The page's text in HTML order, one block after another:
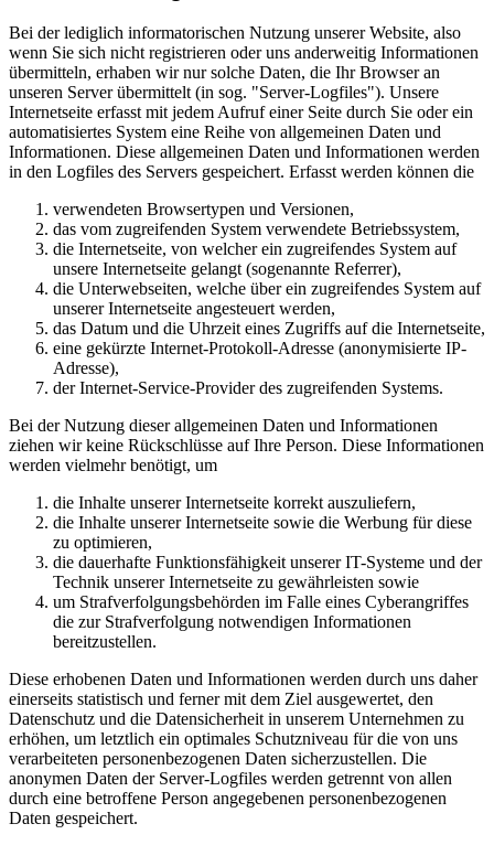
Bei der lediglich informatorischen Nutzung unserer Website, also
wenn Sie sich nicht registrieren oder uns anderweitig Informationen
übermitteln, erhaben wir nur solche Daten, die Ihr Browser an
unseren Server übermittelt (in sog. "Server-Logfiles"). Unsere
Internetseite erfasst mit jedem Aufruf einer Seite durch Sie oder ein
automatisiertes System eine Reihe von allgemeinen Daten und
Informationen. Diese allgemeinen Daten und Informationen werden
in den Logfiles des Servers gespeichert. Erfasst werden können die
verwendeten Browsertypen und Versionen,
das vom zugreifenden System verwendete Betriebssystem,
die Internetseite, von welcher ein zugreifendes System auf
unsere Internetseite gelangt (sogenannte Referrer),
die Unterwebseiten, welche über ein zugreifendes System auf
unserer Internetseite angesteuert werden,
das Datum und die Uhrzeit eines Zugriffs auf die Internetseite,
eine gekürzte Internet-Protokoll-Adresse (anonymisierte IP-
Adresse),
der Internet-Service-Provider des zugreifenden Systems.
Bei der Nutzung dieser allgemeinen Daten und Informationen
ziehen wir keine Rückschlüsse auf Ihre Person. Diese Informationen
werden vielmehr benötigt, um
die Inhalte unserer Internetseite korrekt auszuliefern,
die Inhalte unserer Internetseite sowie die Werbung für diese
zu optimieren,
die dauerhafte Funktionsfähigkeit unserer IT-Systeme und der
Technik unserer Internetseite zu gewährleisten sowie
um Strafverfolgungsbehörden im Falle eines Cyberangriffes
die zur Strafverfolgung notwendigen Informationen
bereitzustellen.
Diese erhobenen Daten und Informationen werden durch uns daher
einerseits statistisch und ferner mit dem Ziel ausgewertet, den
Datenschutz und die Datensicherheit in unserem Unternehmen zu
erhöhen, um letztlich ein optimales Schutzniveau für die von uns
verarbeiteten personenbezogenen Daten sicherzustellen. Die
anonymen Daten der Server-Logfiles werden getrennt von allen
durch eine betroffene Person angegebenen personenbezogenen
Daten gespeichert.